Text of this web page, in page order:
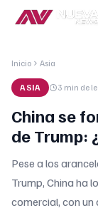
Inicio Asia
ASIA 3 min de
China se
de Trump:
Pese a los
Trump, China ha
comercial, con un